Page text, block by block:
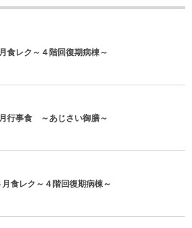
食レク～４階回復期病棟～
行事食 ～あじさい御膳～
月食レク～４階回復期病棟～